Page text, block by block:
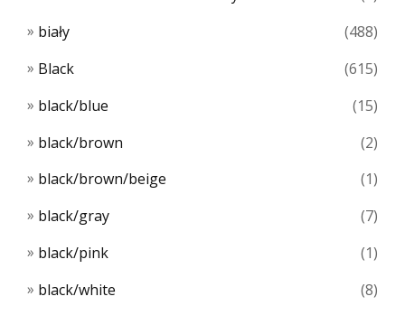
biały
(488)
Black
(615)
black/blue
(15)
black/brown
(2)
black/brown/beige
(1)
black/gray
(7)
black/pink
(1)
black/white
(8)